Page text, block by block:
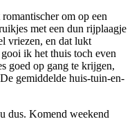
om op een
met een dun rijplaagje
vriezen, en dat lukt
ik het thuis toch even
goed op gang te krijgen,
gemiddelde huis-tuin-en-
dus. Komend weekend